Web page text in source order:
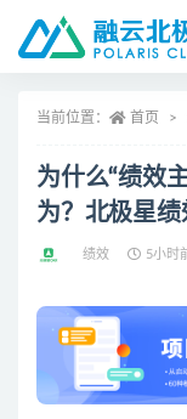
当前位置： 首页
为什么“绩效
为？北极星
绩效 5小时